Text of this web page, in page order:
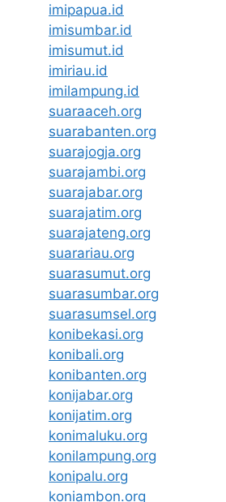
imipapua.id
imisumbar.id
imisumut.id
imiriau.id
imilampung.id
suaraaceh.org
suarabanten.org
suarajogja.org
suarajambi.org
suarajabar.org
suarajatim.org
suarajateng.org
suarariau.org
suarasumut.org
suarasumbar.org
suarasumsel.org
konibekasi.org
konibali.org
konibanten.org
konijabar.org
konijatim.org
konimaluku.org
konilampung.org
konipalu.org
koniambon.org